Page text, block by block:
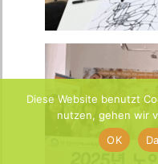
Diese Website benutzt
nutzen, gehen wir
OK